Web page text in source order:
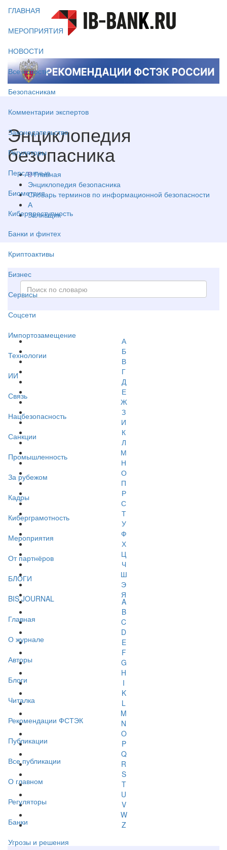
ГЛАВНАЯ
МЕРОПРИЯТИЯ
НОВОСТИ
Все новости
Безопасникам
Комментарии экспертов
Законодательство
Регуляторы
Персданные
Биометрия
Киберпреступность
Банки и финтех
Криптоактивы
Бизнес
Сервисы
Соцсети
Импортозамещение
Технологии
ИИ
Связь
Нацбезопасность
Санкции
Промышленность
За рубежом
Кадры
Киберграмотность
Мероприятия
От партнёров
БЛОГИ
BIS JOURNAL
Главная
О журнале
Авторы
Блоги
Читалка
Рекомендации ФСТЭК
Публикации
Все публикации
О главном
Регуляторы
Банки
Угрозы и решения
Энциклопедия
безопасника
Главная
Энциклопедия безопасника
Словарь терминов по информационной безопасности
А
Заливщик
А
Б
В
Г
Д
Е
Ж
З
И
К
Л
М
Н
О
П
Р
С
Т
У
Ф
Х
Ц
Ч
Ш
Э
Я
A
B
C
D
E
F
G
H
I
K
L
M
N
O
P
Q
R
S
T
U
V
W
Z